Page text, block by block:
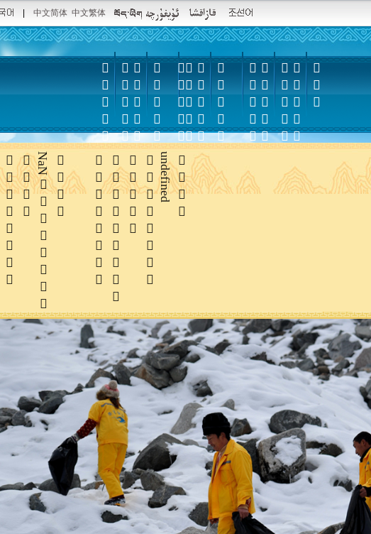
中文简体 中文繁体

 
  

 
 


NaN

 
undefined



